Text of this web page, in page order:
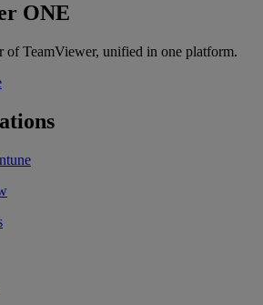
ONE
of TeamViewer, unified in one platform.